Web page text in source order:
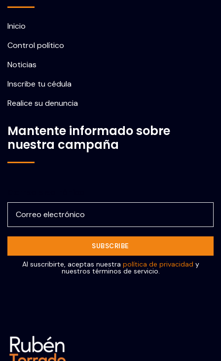
Inicio
Control político
Noticias
Inscribe tu cédula
Realice su denuncia
Mantente informado sobre
nuestra campaña
Al suscribirte, aceptas nuestra política de privacidad y
nuestros términos de servicio.